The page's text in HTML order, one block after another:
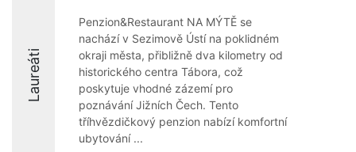
Laureáti
Penzion&Restaurant NA MÝTĚ se
nachází v Sezimově Ústí na poklidném
okraji města, přibližně dva kilometry od
historického centra Tábora, což
poskytuje vhodné zázemí pro
poznávání Jižních Čech. Tento
tříhvězdičkový penzion nabízí komfortní
ubytování ...